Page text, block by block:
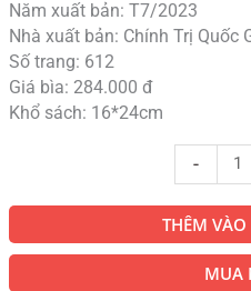
Năm xuất bản: T7/2023
Nhà xuất bản: Chính Trị Quốc
Số trang: 612
Giá bìa: 284.000 đ
Khổ sách: 16*24cm
-
THÊM
MUA